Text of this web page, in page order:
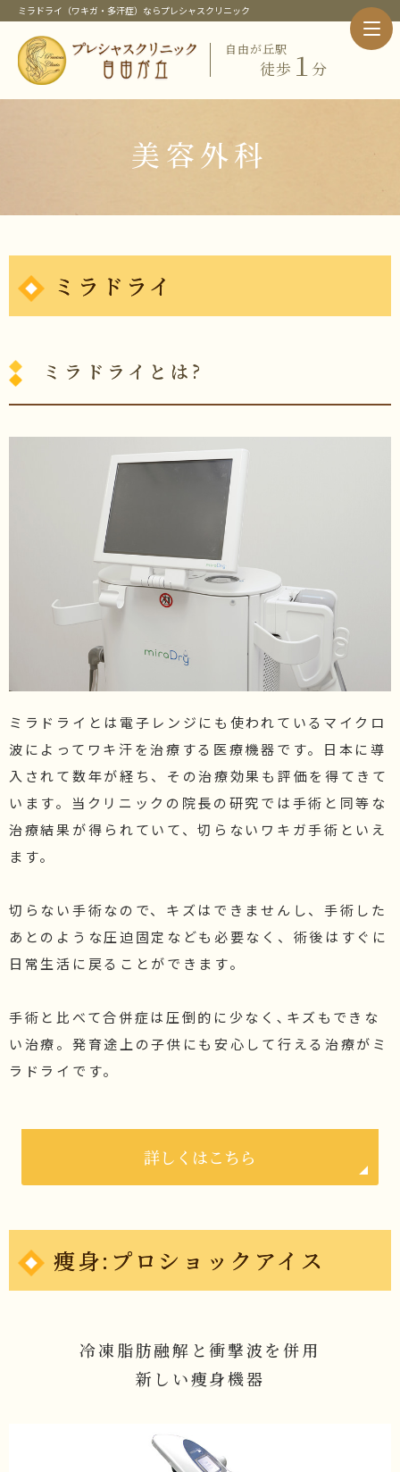
ミラドライ（ワキガ・多汗症）ならプレシャスクリニック
自由が丘駅
徒歩１ 分
ホーム
クリニック紹介
当クリニックの治療メニュー
チチガ
子供のミラドライ
スレッドリフト
価格
化粧品価格表
ブログ・院長セレクト
院長ブログ
美容外科
ミラドライ
ミラドライとは?
ミラドライとは電子レンジにも使われているマイクロ
波によってワキ汗を治療する医療機器です。日本に導
入されて数年が経ち、その治療効果も評価を得てきて
います。当クリニックの院長の研究では手術と同等な
治療結果が得られていて、切らないワキガ手術といえ
ます。
切らない手術なので、キズはできませんし、手術した
あとのような圧迫固定なども必要なく、術後はすぐに
日常生活に戻ることができます。
手術と比べて合併症は圧倒的に少なく､キズもできな
い治療。発育途上の子供にも安心して行える治療がミ
ラドライです。
詳しくはこちら
痩身:プロショックアイス
冷凍脂肪融解と衝撃波を併用
新しい痩身機器